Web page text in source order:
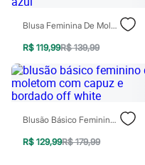
Chinelos
Sapatos
Sandálias e Papetes
Tênis
Acessórios
Bermudas
Camisetas
Calçados
Regatas
Moda íntima
Blusa Feminina De Moletom Com Capuz E Bolso Azul
R$ 119,99R$ 139,99
Blusão Básico Feminino De Moletom Com Capuz E Bordado Off White
R$ 129,99R$ 179,99